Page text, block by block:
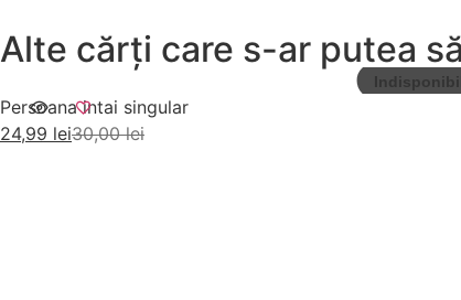
Alte cărți care s-ar putea
Persoana intai singular
30,00lei
24,99 lei